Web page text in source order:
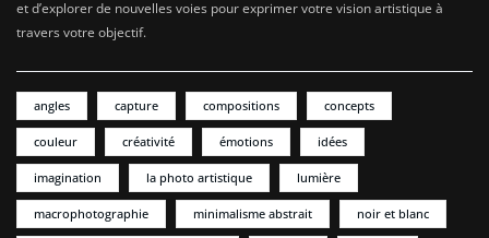
et d’explorer de nouvelles voies pour exprimer votre vision artistique à
travers votre objectif.
angles capture compositions concepts
couleur créativité émotions idées
imagination la photo artistique lumière
macrophotographie minimalisme abstrait noir et blanc